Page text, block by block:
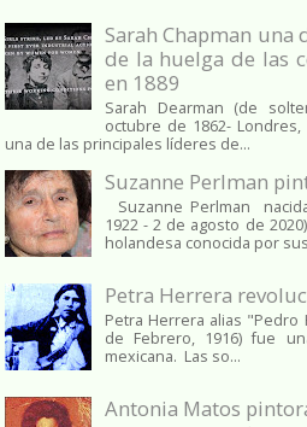
Sarah Chapman
de la huelga de las
en 1889
Sarah Dearman (de
octubre de 1862​-
una de las principales líderes de...
Suzanne Perlman
Suzanne Perlman
1922 - 2 de agosto de
holandesa conocida por
Petra Herrera
Petra Herrera alias "Pedro
de Febrero, 1916) fue
mexicana. Las so...
Antonia Matos